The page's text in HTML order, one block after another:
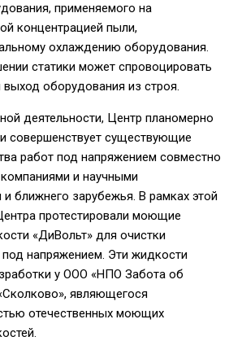
применяемого на
концентрацией пыли,
охлаждению оборудования.
статики может спровоцировать
выход оборудования из строя.
деятельности, Центр планомерно
и совершенствует существующие
работ под напряжением совместно
и научными
ближнего зарубежья. В рамках этой
протестировали моющие
«ДиВольт» для очистки
напряжением. Эти жидкости
у ООО «НПО Забота об
Сколково», являющегося
отечественных моющих